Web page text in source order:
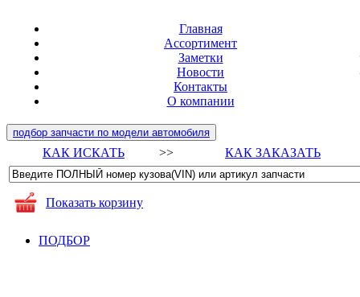
Главная
Ассортимент
Заметки
Новости
Контакты
О компании
подбор запчасти по модели автомобиля
КАК ИСКАТЬ >> КАК ЗАКАЗАТЬ
Показать корзину
ПОДБОР